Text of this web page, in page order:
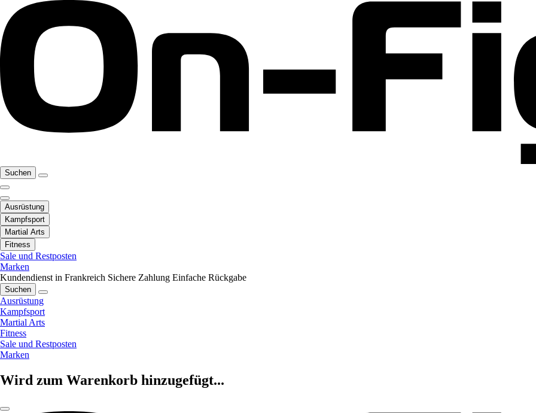
Suchen
Ausrüstung
Kampfsport
Martial Arts
Fitness
Sale und Restposten
Marken
Kundendienst in Frankreich Sichere Zahlung Einfache Rückgabe
Suchen
Ausrüstung
Kampfsport
Martial Arts
Fitness
Sale und Restposten
Marken
Wird zum Warenkorb hinzugefügt...